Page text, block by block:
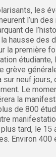
les
l’un des
de
hausse des
la première
étudiante,
grève
sur neuf jours,
Le
la
de 800
tard, le 15
Environ 400